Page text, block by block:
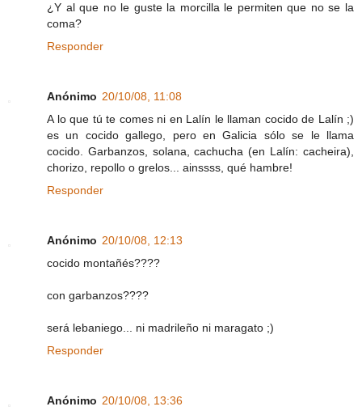
¿Y al que no le guste la morcilla le permiten que no se la
coma?
Responder
Anónimo 20/10/08, 11:08
A lo que tú te comes ni en Lalín le llaman cocido de Lalín ;)
es un cocido gallego, pero en Galicia sólo se le llama
cocido. Garbanzos, solana, cachucha (en Lalín: cacheira),
chorizo, repollo o grelos... ainssss, qué hambre!
Responder
Anónimo 20/10/08, 12:13
cocido montañés????
con garbanzos????
será lebaniego... ni madrileño ni maragato ;)
Responder
Anónimo 20/10/08, 13:36